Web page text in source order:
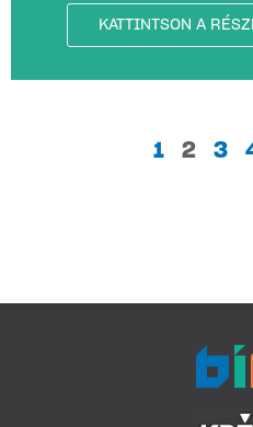
KATTINTSON A
1 2 3